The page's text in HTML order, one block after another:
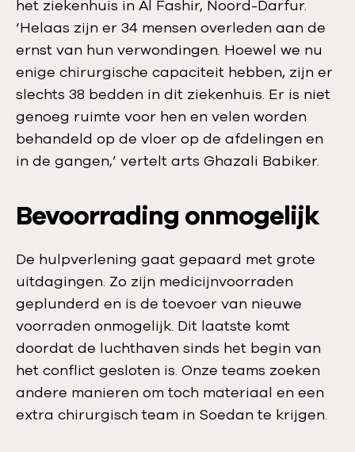
het ziekenhuis in Al Fashir, Noord-Darfur.
‘Helaas zijn er 34 mensen overleden aan de
ernst van hun verwondingen. Hoewel we nu
enige chirurgische capaciteit hebben, zijn er
slechts 38 bedden in dit ziekenhuis. Er is niet
genoeg ruimte voor hen en velen worden
behandeld op de vloer op de afdelingen en
in de gangen,’ vertelt arts Ghazali Babiker.
Bevoorrading onmogelijk
De hulpverlening gaat gepaard met grote
uitdagingen. Zo zijn medicijnvoorraden
geplunderd en is de toevoer van nieuwe
voorraden onmogelijk. Dit laatste komt
doordat de luchthaven sinds het begin van
het conflict gesloten is. Onze teams zoeken
andere manieren om toch materiaal en een
extra chirurgisch team in Soedan te krijgen.